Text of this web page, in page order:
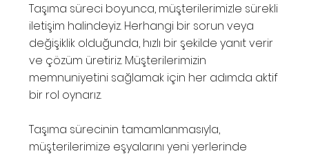
Taşıma süreci boyunca, müşterilerimizle sürekli
iletişim halindeyiz. Herhangi bir sorun veya
değişiklik olduğunda, hızlı bir şekilde yanıt verir
ve çözüm üretiriz. Müşterilerimizin
memnuniyetini sağlamak için her adımda aktif
bir rol oynarız.
Taşıma sürecinin tamamlanmasıyla,
müşterilerimize eşyalarını yeni yerlerinde